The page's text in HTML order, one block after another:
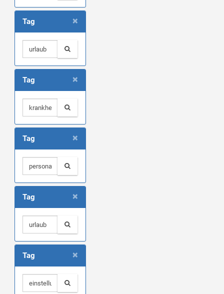
×
Tag
×
Tag
×
Tag
×
Tag
×
Tag